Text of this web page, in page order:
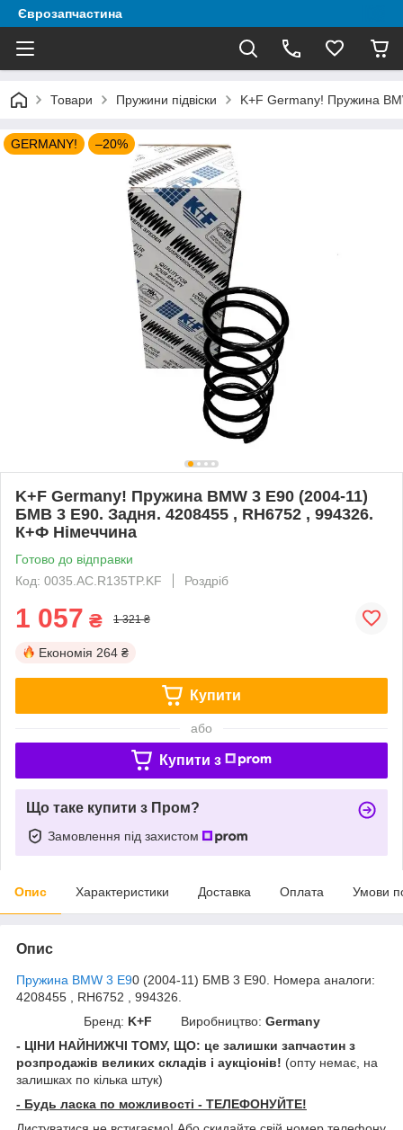
Єврозапчастина
Товари Пружини підвіски K+F Germany! Пружина
GERMANY! –20%
K+F Germany! Пружина BMW 3 E90 (2004-11)
БМВ 3 Е90. Задня. 4208455 , RH6752 , 994326.
К+Ф Німеччина
Готово до відправки
Код: 0035.AC.R135TP.KF
Роздріб
1 057 ₴ 1 321 ₴
Економія 264 ₴
Купити
або
Купити з
Що таке купити з Пром?
Замовлення під захистом
Опис Характеристики Доставка Оплата Умови
Опис
Пружина BMW 3 E90 (2004-11) БМВ 3 Е90. Номера аналоги:
4208455 , RH6752 , 994326.
Бренд: K+F Виробництво: Germany
- ЦІНИ НАЙНИЖЧІ ТОМУ, ЩО: це залишки запчастин з
розпродажів великих складів і аукціонів! (опту немає, на
залишках по кілька штук)
- Будь ласка по можливості - ТЕЛЕФОНУЙТЕ!